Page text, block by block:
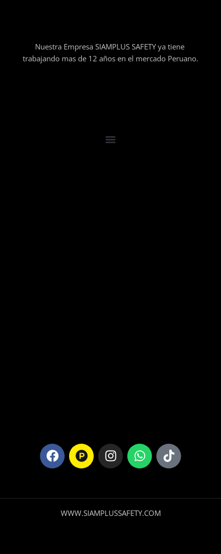
Nuestra Empresa SIAMPLUS SAFETY ya tiene
trabajando mas de 12 años en el mercado Peruano.
WWW.SIAMPLUSSAFETY.COM